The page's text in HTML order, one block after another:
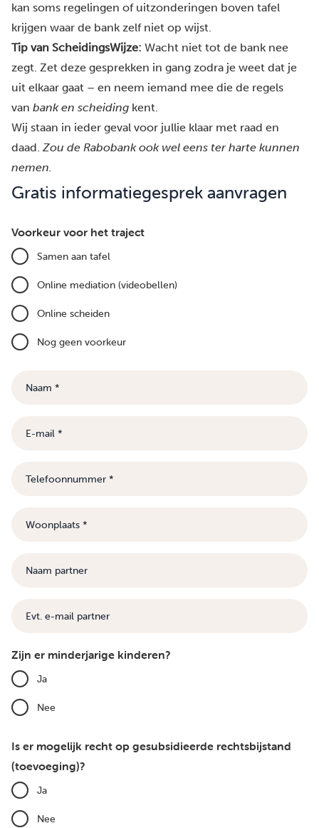
kan soms regelingen of uitzonderingen boven tafel
krijgen waar de bank zelf niet op wijst.
Tip van ScheidingsWijze: Wacht niet tot de bank nee
zegt. Zet deze gesprekken in gang zodra je weet dat je
uit elkaar gaat – en neem iemand mee die de regels
van bank en scheiding kent.
Wij staan in ieder geval voor jullie klaar met raad en
daad.Zou de Rabobank ook wel eens ter harte kunnen
nemen.
Gratis informatiegesprek aanvragen
Voorkeur voor het traject
Samen aan tafel
Online mediation (videobellen)
Online scheiden
Nog geen voorkeur
Zijn er minderjarige kinderen?
Ja
Nee
Is er mogelijk recht op gesubsidieerde rechtsbijstand
(toevoeging)?
Ja
Nee